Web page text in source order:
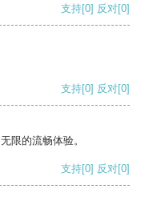
支持[0] 反对[0]
支持[0] 反对[0]
限的流畅体验。
支持[0] 反对[0]